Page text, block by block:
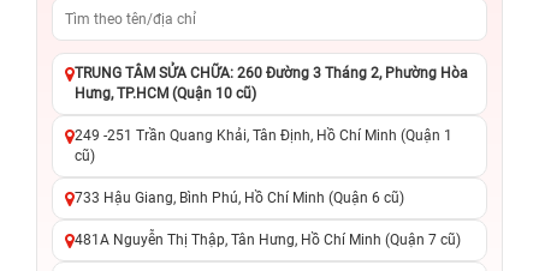
TRUNG TÂM SỬA CHỮA: 260 Đường 3 Tháng 2, Phường Hòa
Hưng, TP.HCM (Quận 10 cũ)
249 -251 Trần Quang Khải, Tân Định, Hồ Chí Minh (Quận 1
cũ)
733 Hậu Giang, Bình Phú, Hồ Chí Minh (Quận 6 cũ)
481A Nguyễn Thị Thập, Tân Hưng, Hồ Chí Minh (Quận 7 cũ)